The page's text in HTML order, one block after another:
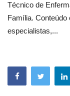
Técnico de
Família. Conteúdo
especialistas,...